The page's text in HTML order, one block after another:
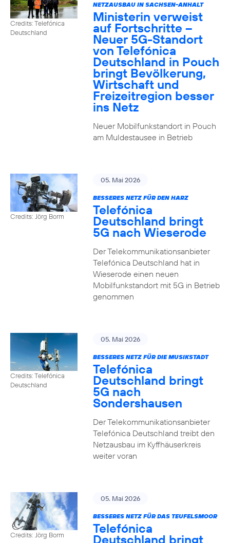
Credits: Telefónica
Deutschland
NETZAUSBAU IN SACHSEN-ANHALT
Ministerin verweist
auf Fortschritte –
Neuer 5G-Standort
von Telefónica
Deutschland in Pouch
bringt Bevölkerung,
Wirtschaft und
Freizeitregion besser
ins Netz
Neuer Mobilfunkstandort in Pouch
am Muldestausee in Betrieb
Credits: Jörg Borm
05. Mai 2026
BESSERES NETZ FÜR DEN HARZ
Telefónica
Deutschland bringt
5G nach Wieserode
Der Telekommunikationsanbieter
Telefónica Deutschland hat in
Wieserode einen neuen
Mobilfunkstandort mit 5G in Betrieb
genommen
Credits: Telefónica
Deutschland
05. Mai 2026
BESSERES NETZ FÜR DIE MUSIKSTADT
Telefónica
Deutschland bringt
5G nach
Sondershausen
Der Telekommunikationsanbieter
Telefónica Deutschland treibt den
Netzausbau im Kyffhäuserkreis
weiter voran
Credits: Jörg Borm
05. Mai 2026
BESSERES NETZ FÜR DAS TEUFELSMOOR
Telefónica
Deutschland bringt